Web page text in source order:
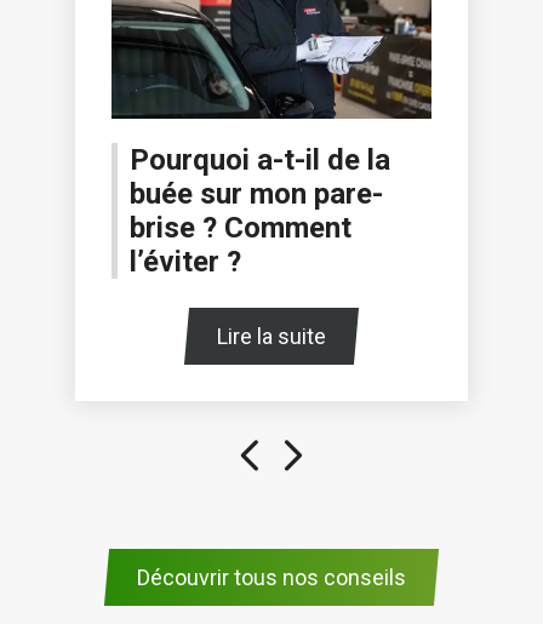
Pourquoi a-t-il de la
buée sur mon pare-
brise ? Comment
l’éviter ?
Lire la suite
Découvrir tous nos conseils